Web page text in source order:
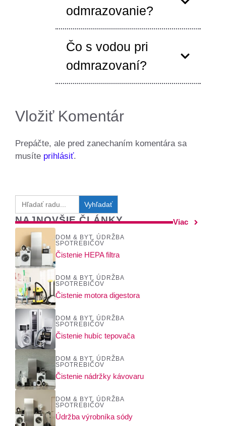
odmrazovanie?
Čo s vodou pri
odmrazovaní?
Vložiť Komentár
Prepáčte, ale pred zanechaním komentára sa
musíte prihlásiť.
for:
NAJNOVŠIE ČLÁNKY Viac
DOM & BYT, ÚDRŽBA
SPOTREBIČOV
Čistenie HEPA filtra
DOM & BYT, ÚDRŽBA
SPOTREBIČOV
Čistenie motora digestora
DOM & BYT, ÚDRŽBA
SPOTREBIČOV
Čistenie hubíc tepovača
DOM & BYT, ÚDRŽBA
SPOTREBIČOV
Čistenie nádržky kávovaru
DOM & BYT, ÚDRŽBA
SPOTREBIČOV
Údržba výrobníka sódy